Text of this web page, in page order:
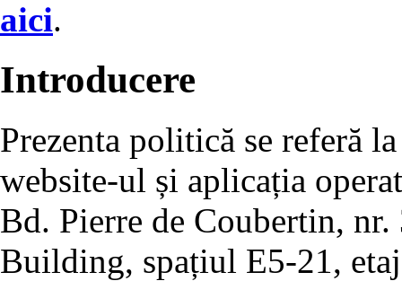
aici.
Introducere
Prezenta politică se referă
website-ul și aplicația
Bd. Pierre de Coubertin,
Building, spațiul E5-21,